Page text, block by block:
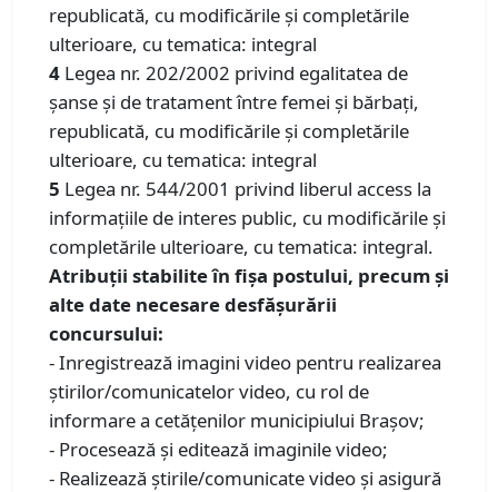
republicată, cu modificările și completările
ulterioare, cu tematica: integral
4 Legea nr. 202/2002 privind egalitatea de
șanse și de tratament între femei și bărbați,
republicată, cu modificările și completările
ulterioare, cu tematica: integral
5 Legea nr. 544/2001 privind liberul access la
informațiile de interes public, cu modificările și
completările ulterioare, cu tematica: integral.
Atribuții stabilite în fișa postului, precum și
alte date necesare desfășurării
concursului:
- Inregistrează imagini video pentru realizarea
știrilor/comunicatelor video, cu rol de
informare a cetățenilor municipiului Brașov;
- Procesează și editează imaginile video;
- Realizează știrile/comunicate video și asigură